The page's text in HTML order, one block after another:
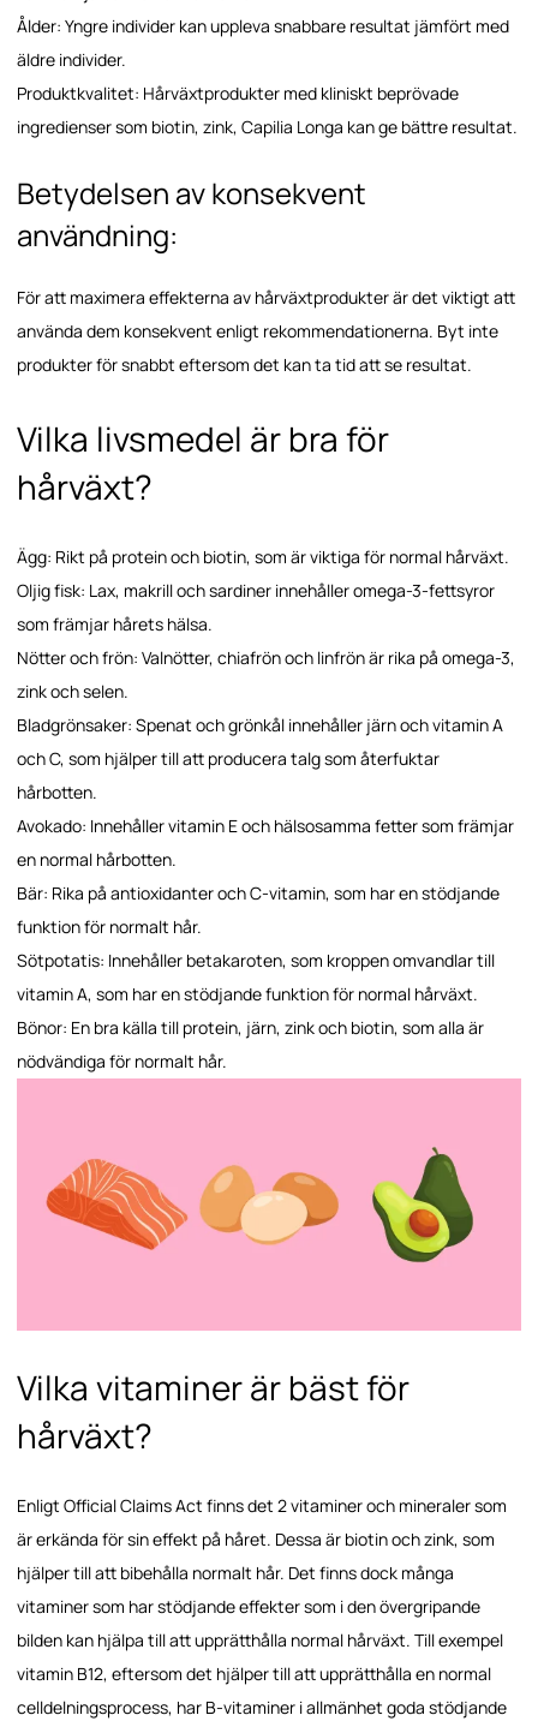
Ålder: Yngre individer kan uppleva snabbare resultat jämfört med
äldre individer.
Produktkvalitet: Hårväxtprodukter med kliniskt beprövade
ingredienser som biotin, zink, Capilia Longa kan ge bättre resultat.
Betydelsen av konsekvent
användning:
För att maximera effekterna av hårväxtprodukter är det viktigt att
använda dem konsekvent enligt rekommendationerna. Byt inte
produkter för snabbt eftersom det kan ta tid att se resultat.
Vilka livsmedel är bra för
hårväxt?
Ägg: Rikt på protein och biotin, som är viktiga för normal hårväxt.
Oljig fisk: Lax, makrill och sardiner innehåller omega-3-fettsyror
som främjar hårets hälsa.
Nötter och frön: Valnötter, chiafrön och linfrön är rika på omega-3,
zink och selen.
Bladgrönsaker: Spenat och grönkål innehåller järn och vitamin A
och C, som hjälper till att producera talg som återfuktar
hårbotten.
Avokado: Innehåller vitamin E och hälsosamma fetter som främjar
en normal hårbotten.
Bär: Rika på antioxidanter och C-vitamin, som har en stödjande
funktion för normalt hår.
Sötpotatis: Innehåller betakaroten, som kroppen omvandlar till
vitamin A, som har en stödjande funktion för normal hårväxt.
Bönor: En bra källa till protein, järn, zink och biotin, som alla är
nödvändiga för normalt hår.
Vilka vitaminer är bäst för
hårväxt?
Enligt Official Claims Act finns det 2 vitaminer och mineraler som
är erkända för sin effekt på håret. Dessa är biotin och zink, som
hjälper till att bibehålla normalt hår. Det finns dock många
vitaminer som har stödjande effekter som i den övergripande
bilden kan hjälpa till att upprätthålla normal hårväxt. Till exempel
vitamin B12, eftersom det hjälper till att upprätthålla en normal
celldelningsprocess, har B-vitaminer i allmänhet goda stödjande